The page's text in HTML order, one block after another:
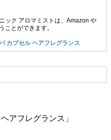
ック アロマミストは、Amazon や
ことができます。
カプセル ヘアフレグランス
アフレグランス」